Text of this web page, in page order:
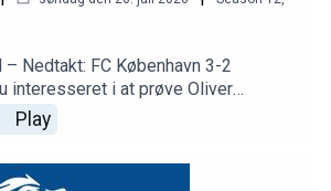
– Nedtakt: FC København 3-2
interesseret i at prøve Oliver
gratis, så skriv til ham her:
København henter tre
Superliga-åbning, men vejen
fra betryggende. Efter en første
Play